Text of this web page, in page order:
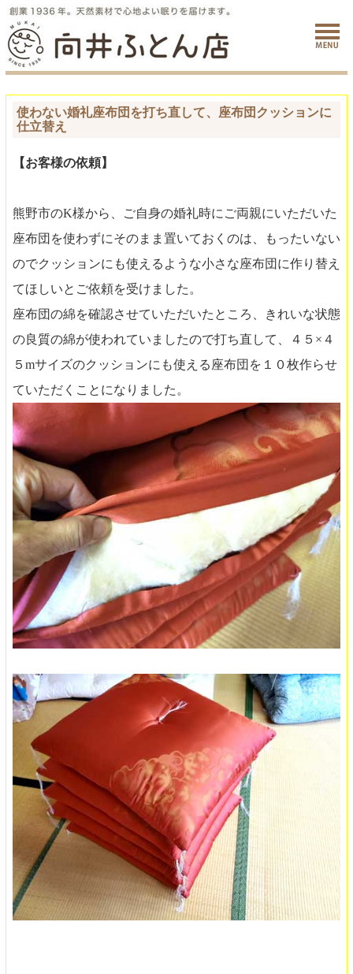
使わない婚礼座布団を打ち直して、座布団クッションに
仕立替え
【お客様の依頼】
熊野市のK様から、ご自身の婚礼時にご両親にいただいた
座布団を使わずにそのまま置いておくのは、もったいない
のでクッションにも使えるような小さな座布団に作り替え
てほしいとご依頼を受けました。
座布団の綿を確認させていただいたところ、きれいな状態
の良質の綿が使われていましたので打ち直して、４５×４
５mサイズのクッションにも使える座布団を１０枚作らせ
ていただくことになりました。